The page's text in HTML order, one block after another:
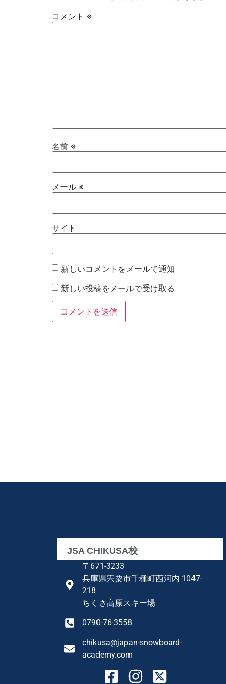
コメント ※
名前 ※
メール ※
サイト
新しいコメントをメールで通知
新しい投稿をメールで受け取る
JSA CHIKUSA校
〒671-3233
兵庫県宍粟市千種町西河内 1047-
218
ちくさ高原スキー場
0790-76-3558
chikusa@japan-snowboard-
academy.com